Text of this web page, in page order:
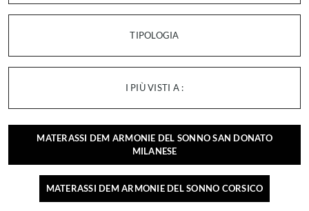
TIPOLOGIA
I PIÙ VISTI A :
MATERASSI DEM ARMONIE DEL SONNO SAN DONATO
MILANESE
MATERASSI DEM ARMONIE DEL SONNO CORSICO